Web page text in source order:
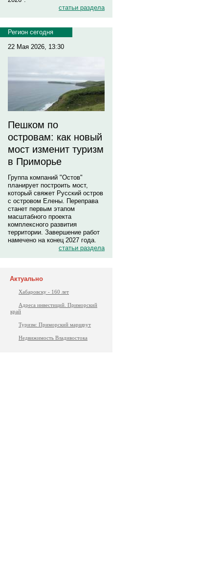
статьи раздела
Регион сегодня
22 Мая 2026, 13:30
Пешком по
островам: как новый
мост изменит туризм
в Приморье
Группа компаний "Остов"
планирует построить мост,
который свяжет Русский остров
с островом Елены. Переправа
станет первым этапом
масштабного проекта
комплексного развития
территории. Завершение работ
намечено на конец 2027 года.
статьи раздела
Актуально
Хабаровску - 160 лет
Адреса инвестиций. Приморский
край
Туризм: Приморский маршрут
Недвижимость Владивостока